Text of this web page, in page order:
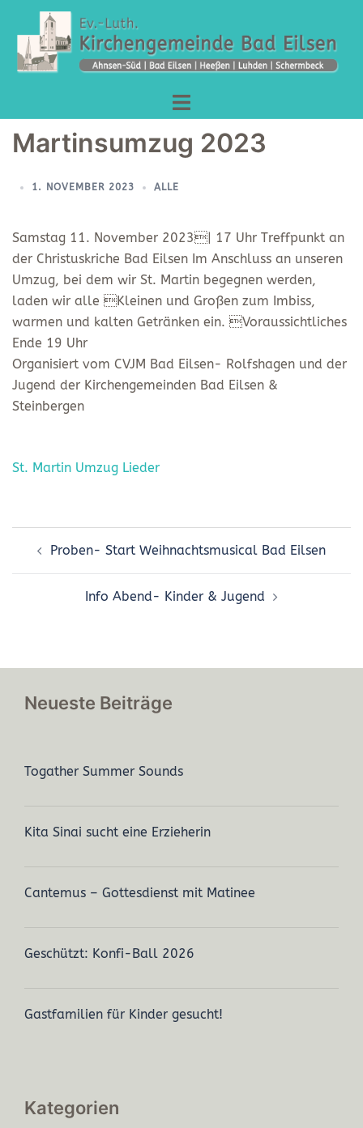
springen
Menü
umschalten
Martinsumzug 2023
1. NOVEMBER 2023 ALLE
Samstag 11. November 2023| 17 Uhr Treffpunkt an
der Christuskriche Bad Eilsen Im Anschluss an unseren
Umzug, bei dem wir St. Martin begegnen werden,
laden wir alle Kleinen und Großen zum Imbiss,
warmen und kalten Getränken ein. Voraussichtliches
Ende 19 Uhr
Organisiert vom CVJM Bad Eilsen- Rolfshagen und der
Jugend der Kirchengemeinden Bad Eilsen &
Steinbergen
St. Martin Umzug Lieder
Proben- Start Weihnachtsmusical Bad Eilsen
Info Abend- Kinder & Jugend
Neueste Beiträge
Togather Summer Sounds
Kita Sinai sucht eine Erzieherin
Cantemus – Gottesdienst mit Matinee
Geschützt: Konfi-Ball 2026
Gastfamilien für Kinder gesucht!
Kategorien